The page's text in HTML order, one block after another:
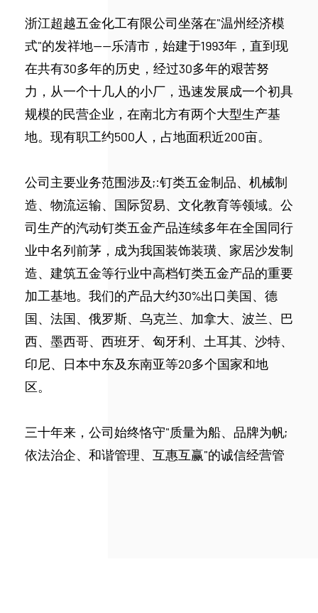
浙江超越五金化工有限公司坐落在"温州经济模
式"的发祥地——乐清市，始建于1993年，直到现
在共有30多年的历史，经过30多年的艰苦努
力，从一个十几人的小厂，迅速发展成一个初具
规模的民营企业，在南北方有两个大型生产基
地。现有职工约500人，占地面积近200亩。
公司主要业务范围涉及;:钉类五金制品、机械制
造、物流运输、国际贸易、文化教育等领域。公
司生产的汽动钉类五金产品连续多年在全国同行
业中名列前茅，成为我国装饰装璜、家居沙发制
造、建筑五金等行业中高档钉类五金产品的重要
加工基地。我们的产品大约30%出口美国、德
国、法国、俄罗斯、乌克兰、加拿大、波兰、巴
西、墨西哥、西班牙、匈牙利、土耳其、沙特、
印尼、日本中东及东南亚等20多个国家和地
区。
三十年来，公司始终恪守"质量为船、品牌为帆;
依法治企、和谐管理、互惠互赢"的诚信经营管